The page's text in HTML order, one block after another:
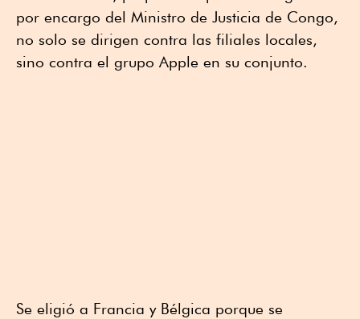
por encargo del Ministro de Justicia de Congo,
no solo se dirigen contra las filiales locales,
sino contra el grupo Apple en su conjunto.
Se eligió a Francia y Bélgica porque se